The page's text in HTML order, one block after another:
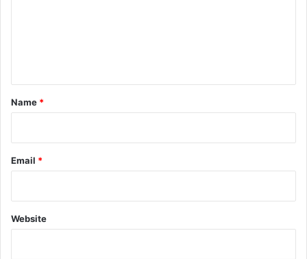
*
Name *
Email *
Website